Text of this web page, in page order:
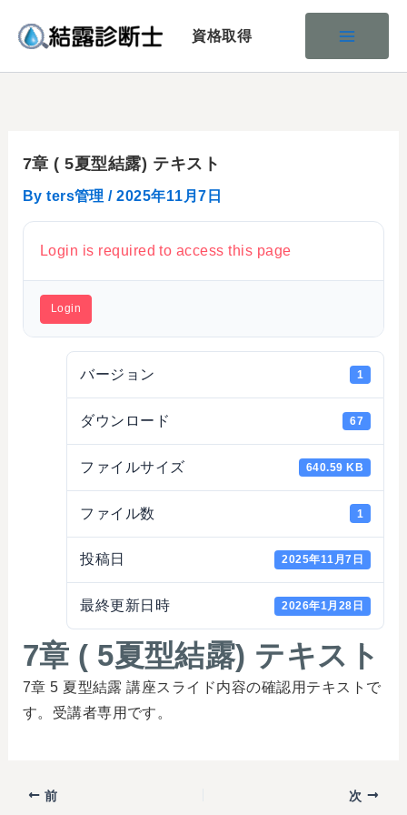
7章 ( 5夏型結露) テキスト
Byters管理/2025年11月7日
Login is required to access this page
Login
バージョン 1
ダウンロード 67
ファイルサイズ 640.59 KB
ファイル数 1
投稿日 2025年11月7日
最終更新日時 2026年1月28日
7章 ( 5夏型結露) テキスト
7章 5 夏型結露 講座スライド内容の確認用テキストで
す。受講者専用です。
前 次